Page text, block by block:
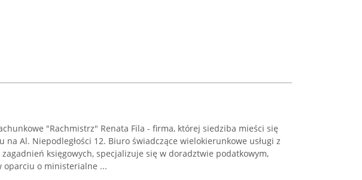
"Rachmistrz" Renata Fila - firma, której siedziba mieści się
na Al. Niepodległości 12. Biuro świadczące wielokierunkowe usługi z
zagadnień księgowych, specjalizuje się w doradztwie podatkowym,
oparciu o ministerialne ...